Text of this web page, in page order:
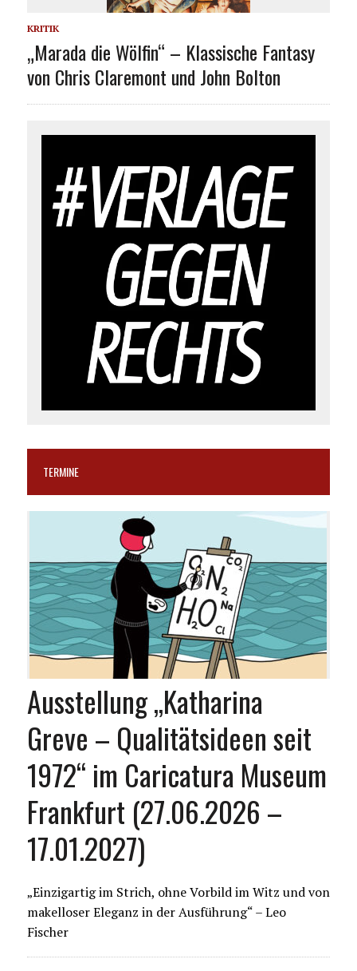
KRITIK
„Marada die Wölfin“ – Klassische Fantasy
von Chris Claremont und John Bolton
TERMINE
Ausstellung „Katharina
Greve – Qualitätsideen seit
1972“ im Caricatura Museum
Frankfurt (27.06.2026 –
17.01.2027)
„Einzigartig im Strich, ohne Vorbild im Witz und von
makelloser Eleganz in der Ausführung“ – Leo
Fischer